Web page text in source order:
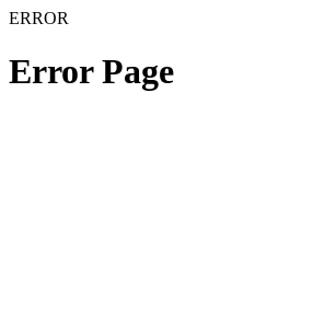
ERROR
Error Page